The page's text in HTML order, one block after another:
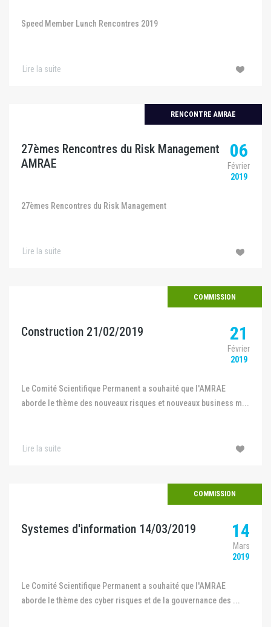
Speed Member Lunch Rencontres 2019
Lire la suite
RENCONTRE AMRAE
27èmes Rencontres du Risk Management
AMRAE
06
Février
2019
27èmes Rencontres du Risk Management
Lire la suite
COMMISSION
Construction 21/02/2019 21
Février
2019
Le Comité Scientifique Permanent a souhaité que l'AMRAE
aborde le thème des nouveaux risques et nouveaux business m...
Lire la suite
COMMISSION
Systemes d'information 14/03/2019 14
Mars
2019
Le Comité Scientifique Permanent a souhaité que l'AMRAE
aborde le thème des cyber risques et de la gouvernance des ...